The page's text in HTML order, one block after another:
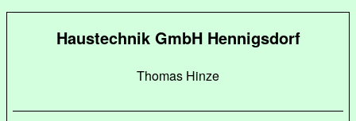
Haustechnik GmbH Hennigsdorf
Thomas Hinze